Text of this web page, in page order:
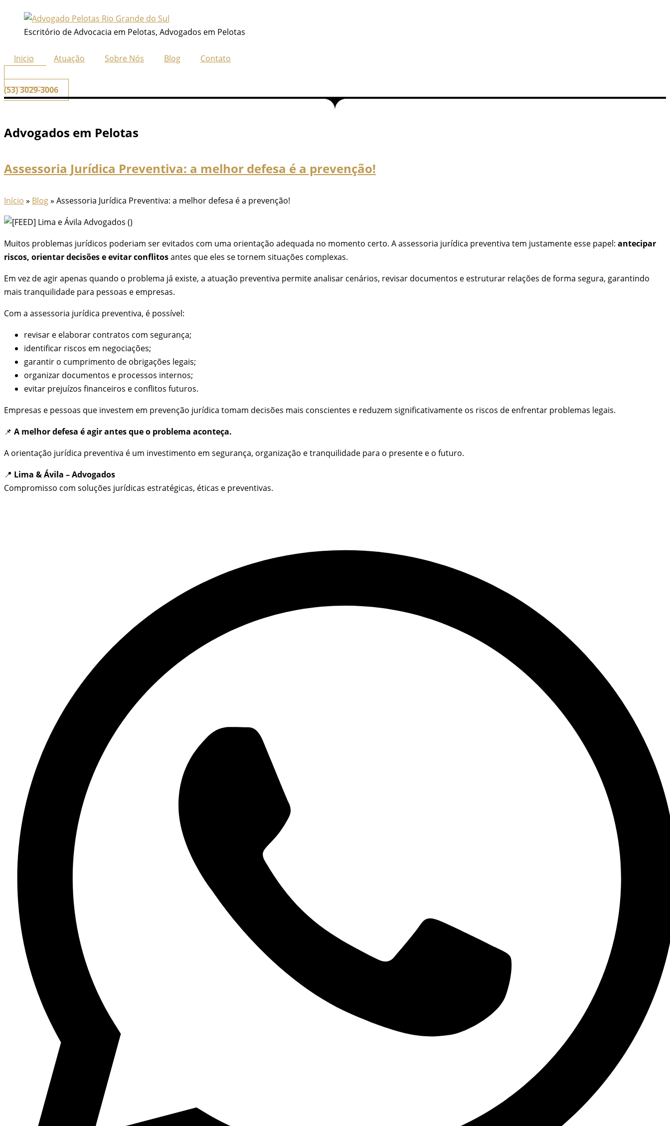
Escritório de Advocacia em Pelotas, Advogados em Pelotas
Inicio Atuação Sobre Nós Blog Contato
(53) 3029-3006
Advogados em Pelotas
Assessoria Jurídica Preventiva: a melhor defesa é a prevenção!
Início » Blog» Assessoria Jurídica Preventiva: a melhor defesa é a prevenção!
Muitos problemas jurídicos poderiam ser evitados com uma orientação adequada no momento certo. A assessoria jurídica preventiva tem justamente esse papel: antecipar
riscos, orientar decisões e evitar conflitosantes que eles se tornem situações complexas.
Em vez de agir apenas quando o problema já existe, a atuação preventiva permite analisar cenários, revisar documentos e estruturar relações de forma segura, garantindo
mais tranquilidade para pessoas e empresas.
Com a assessoria jurídica preventiva, é possível:
revisar e elaborar contratos com segurança;
identificar riscos em negociações;
garantir o cumprimento de obrigações legais;
organizar documentos e processos internos;
evitar prejuízos financeiros e conflitos futuros.
Empresas e pessoas que investem em prevenção jurídica tomam decisões mais conscientes e reduzem significativamente os riscos de enfrentar problemas legais.
📌 A melhor defesa é agir antes que o problema aconteça.
A orientação jurídica preventiva é um investimento em segurança, organização e tranquilidade para o presente e o futuro.
📍 Lima & Ávila – Advogados
Compromisso com soluções jurídicas estratégicas, éticas e preventivas.